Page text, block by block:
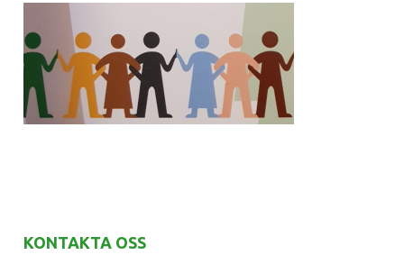
KONTAKTA OSS